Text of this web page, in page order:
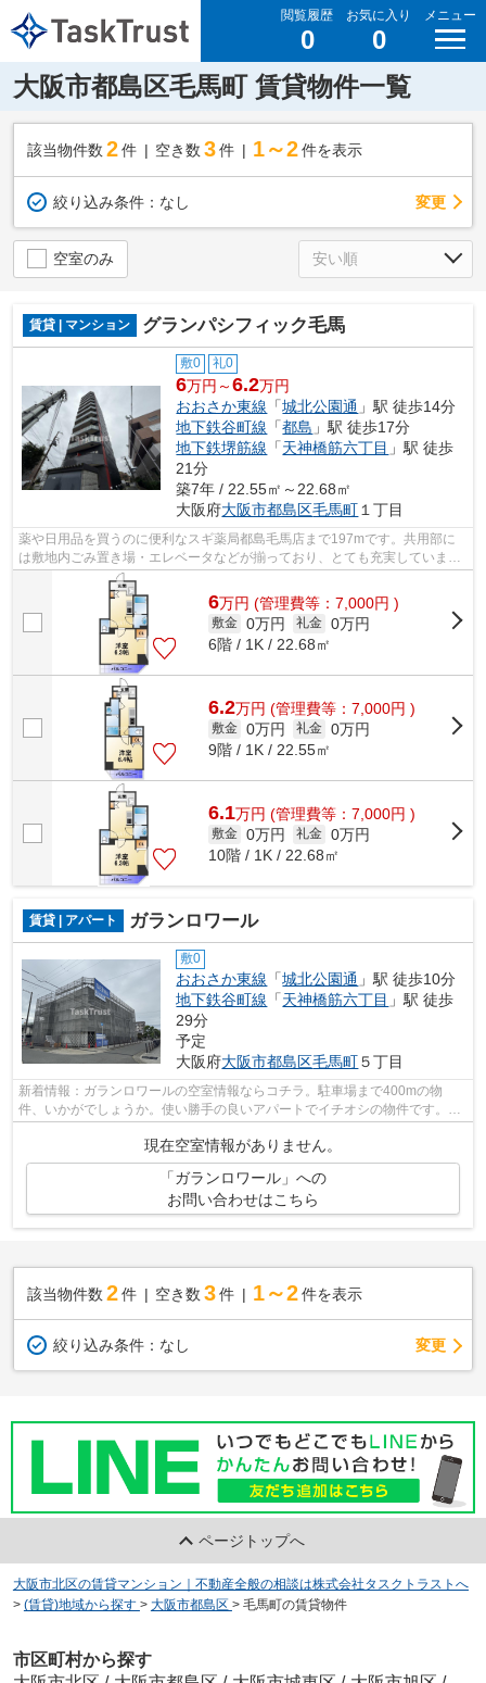
閲覧履歴
0
お気に入り
0
メニュー
大阪市都島区毛馬町 賃貸物件一覧
該当物件数 2件 空き数 3 件 1～2 件を表示
絞り込み条件： なし 変更
空室のみ
賃貸 | マンション グランパシフィック毛馬
敷0 礼0
6万円～6.2万円
おおさか東線 「城北公園通 」駅 徒歩14分
地下鉄谷町線 「都島 」駅 徒歩17分
地下鉄堺筋線 「天神橋筋六丁目 」駅 徒歩
21分
築7年 / 22.55㎡～22.68㎡
大阪府大阪市都島区毛馬町１丁目
薬や日用品を買うのに便利なスギ薬局都島毛馬店まで197mです。共用部に
は敷地内ごみ置き場・エレベータなどが揃っており、とても充実していま
す。2駅利用できるので電車をよく使う方に...
6万円 (管理費等：7,000円 )
敷金 0万円 礼金 0万円
6階 / 1K / 22.68㎡
6.2万円 (管理費等：7,000円 )
敷金 0万円 礼金 0万円
9階 / 1K / 22.55㎡
6.1万円 (管理費等：7,000円 )
敷金 0万円 礼金 0万円
10階 / 1K / 22.68㎡
賃貸 | アパート ガランロワール
敷0
おおさか東線 「城北公園通 」駅 徒歩10分
地下鉄谷町線 「天神橋筋六丁目 」駅 徒歩
29分
予定
大阪府大阪市都島区毛馬町５丁目
新着情報：ガランロワールの空室情報ならコチラ。駐車場まで400mの物
件、いかがでしょうか。使い勝手の良いアパートでイチオシの物件です。忙
現在空室情報がありません。
「ガランロワール」への
お問い合わせはこちら
該当物件数 2件 空き数 3 件 1～2 件を表示
絞り込み条件： なし 変更
ページトップへ
大阪市北区の賃貸マンション｜不動産全般の相談は株式会社タスクトラストへ
> (賃貸)地域から探す > 大阪市都島区 > 毛馬町の賃貸物件
市区町村から探す